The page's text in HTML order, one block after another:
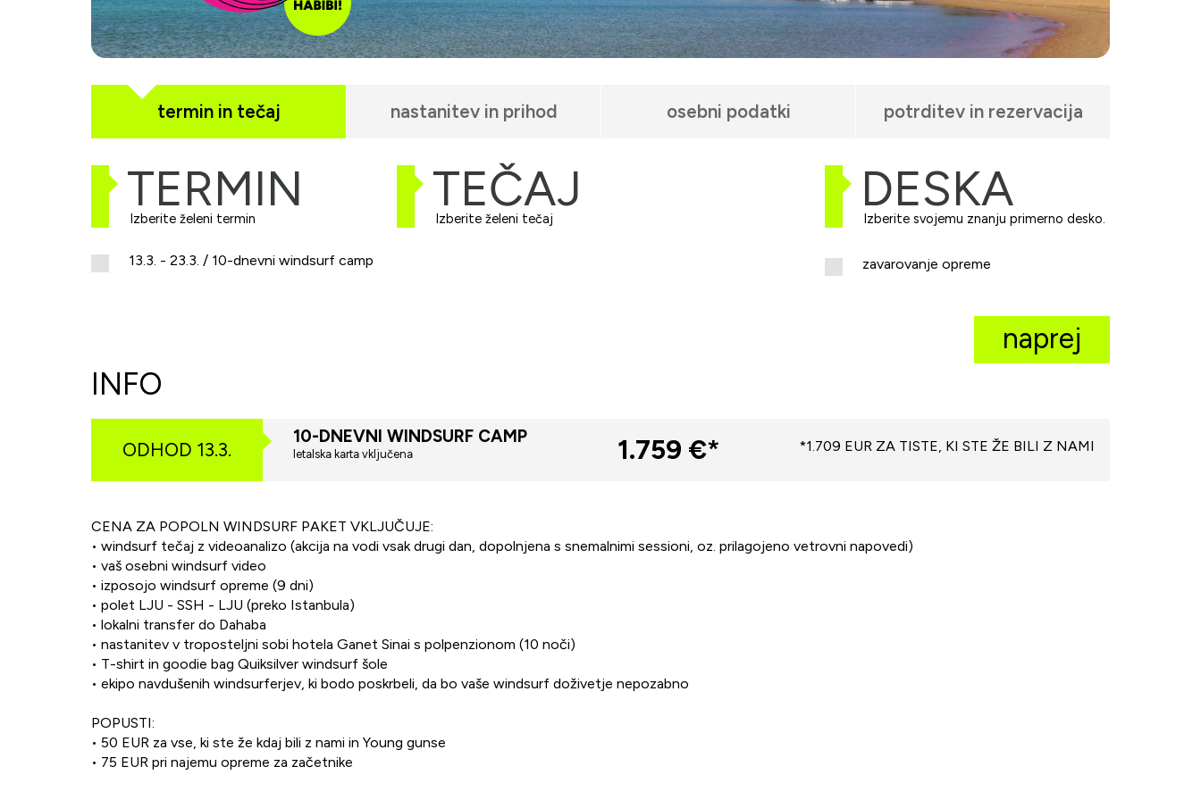
termin in tečaj nastanitev in prihod osebni podatki potrditev in rezervacija
TERMIN
Izberite želeni termin
13.3. - 23.3. / 10-dnevni windsurf camp
TEČAJ
Izberite želeni tečaj
DESKA
Izberite svojemu znanju primerno desko.
zavarovanje opreme
naprej
INFO
ODHOD 13.3.
10-DNEVNI WINDSURF CAMP
letalska karta vključena 1.759 €* *1.709 EUR ZA TISTE, KI STE ŽE BILI Z NAMI
CENA ZA POPOLN WINDSURF PAKET VKLJUČUJE:
• windsurf tečaj z videoanalizo (akcija na vodi vsak drugi dan, dopolnjena s snemalnimi sessioni, oz. prilagojeno vetrovni napovedi)
• vaš osebni windsurf video
• izposojo windsurf opreme (9 dni)
• polet LJU - SSH - LJU (preko Istanbula)
• lokalni transfer do Dahaba
• nastanitev v troposteljni sobi hotela Ganet Sinai s polpenzionom (10 noči)
• T-shirt in goodie bag Quiksilver windsurf šole
• ekipo navdušenih windsurferjev, ki bodo poskrbeli, da bo vaše windsurf doživetje nepozabno
POPUSTI:
• 50 EUR za vse, ki ste že kdaj bili z nami in Young gunse
• 75 EUR pri najemu opreme za začetnike